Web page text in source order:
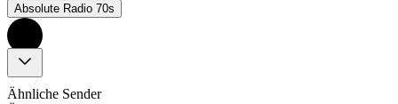
Absolute Radio 70s
Ähnliche Sender